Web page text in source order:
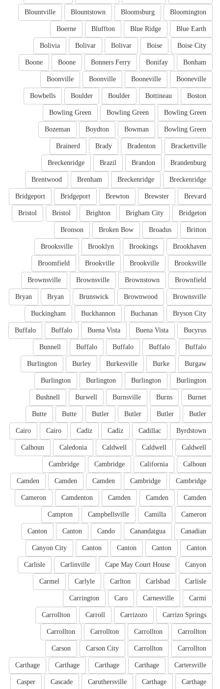
Bloomington
Bloomsburg
Blountstown
Blountville
Blue Earth
Blue Ridge
Bluffton
Boerne
Boise City
Boise
Bolivar
Bolivar
Bolivia
Bonham
Bonifay
Bonners Ferry
Boone
Boone
Booneville
Booneville
Boonville
Boonville
Boston
Bottineau
Boulder
Boulder
Bowbells
Bowling Green
Bowling Green
Bowling Green
Bowling Green
Bowman
Boydton
Bozeman
Brackettville
Bradenton
Brady
Brainerd
Brandenburg
Brandon
Brazil
Breckenridge
Breckenridge
Breckenridge
Brenham
Brentwood
Brevard
Brewster
Brewton
Bridgeport
Bridgeport
Bridgeton
Brigham City
Brighton
Bristol
Bristol
Britton
Broadus
Broken Bow
Bronson
Brookhaven
Brookings
Brooklyn
Brooksville
Brooksville
Brookville
Brookville
Broomfield
Brownfield
Brownstown
Brownsville
Brownsville
Brownsville
Brownwood
Brunswick
Bryan
Bryan
Bryson City
Buchanan
Buckhannon
Buckingham
Bucyrus
Buena Vista
Buena Vista
Buffalo
Buffalo
Buffalo
Buffalo
Buffalo
Buffalo
Bunnell
Burgaw
Burke
Burkesville
Burley
Burlington
Burlington
Burlington
Burlington
Burlington
Burnet
Burns
Burnsville
Burwell
Bushnell
Butler
Butler
Butler
Butler
Butte
Butte
Byrdstown
Cadillac
Cadiz
Cadiz
Cairo
Cairo
Caldwell
Caldwell
Caldwell
Caledonia
Calhoun
Calhoun
California
Cambridge
Cambridge
Cambridge
Cambridge
Camden
Camden
Camden
Camden
Camden
Camden
Camdenton
Cameron
Cameron
Camilla
Campbellsville
Campton
Canadian
Canandaigua
Cando
Canton
Canton
Canton
Canton
Canton
Canton
Canyon City
Canyon
Cape May Court House
Carlinville
Carlisle
Carlisle
Carlsbad
Carlton
Carlyle
Carmel
Carmi
Carnesville
Caro
Carrington
Carrizo Springs
Carrizozo
Carroll
Carrollton
Carrollton
Carrollton
Carrollton
Carrollton
Carrollton
Carrollton
Carson City
Carson
Cartersville
Carthage
Carthage
Carthage
Carthage
Carthage
Carthage
Caruthersville
Cascade
Casper